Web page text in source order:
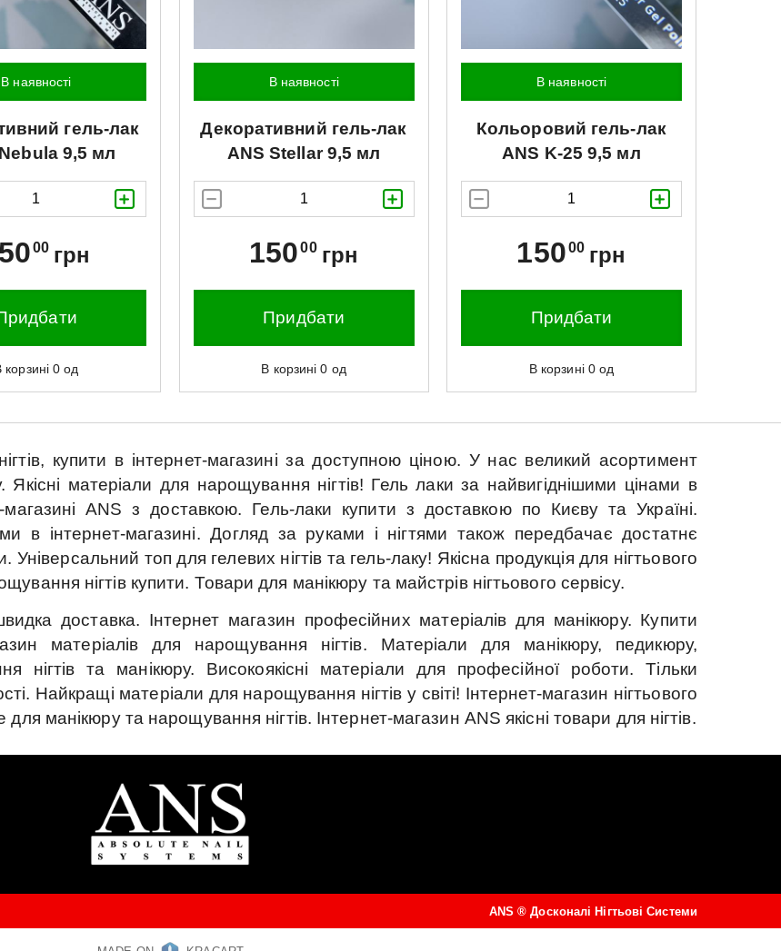
В наявності
гель-лак
Nebula 9,5 мл
00 грн
корзині0 од
В наявності
Декоративний гель-лак
ANS Stellar 9,5 мл
150 00 грн
Придбати
В корзині0 од
В наявності
Кольоровий гель-лак
ANS K-25 9,5 мл
15000 грн
Придбати
В корзині 0 од
купити в інтернет-магазині за доступною ціною. У нас великий асортимент
Якісні матеріали для нарощування нігтів! Гель лаки за найвигіднішими цінами в
ANS з доставкою.
Гель-лаки купити з доставкою по Києву та Україні.
в інтернет-магазині. Догляд за руками і нігтями також передбачає достатнє
Універсальний топ для гелевих нігтів та гель-лаку! Якісна продукція для нігтьового
нігтів купити. Товари для манікюру та майстрів нігтьового сервісу.
доставка. Інтернет магазин професійних матеріалів для манікюру. Купити
матеріалів для нарощування нігтів.
Матеріали для манікюру, педикюру,
нігтів та манікюру. Високоякісні матеріали для професійної роботи.
Тільки
Найкращі матеріали для нарощування нігтів у світі! Інтернет-магазин нігтьового
манікюру та нарощування нігтів. Інтернет-магазин ANS якісні товари для нігтів.
ANS ®Досконалі Нігтьові Системи